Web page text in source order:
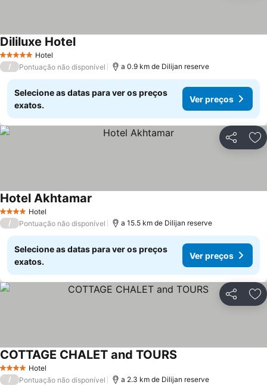
5 Estrelas Hotel
Dililuxe HotelVer preços
/ Pontuação não disponível a 0.9 km de Dilijan reserve
Selecione as datas para ver os preços
exatos.
Ver preços
Partilhar
4 EstrelasHotel
Hotel Akhtamar
/ Pontuação não disponível a 15.5 km de Dilijan reserve
Selecione as datas para ver os preços
exatos.
Ver preços
Partilhar
4 EstrelasHotel
COTTAGE CHALET and TOURS
/ Pontuação não disponível a 2.3 km de Dilijan reserve